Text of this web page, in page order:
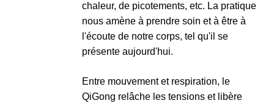
chaleur, de picotements, etc. La pratique
nous amène à prendre soin et à être à
l'écoute de notre corps, tel qu'il se
présente aujourd'hui.
Entre mouvement et respiration, le
QiGong relâche les tensions et libère